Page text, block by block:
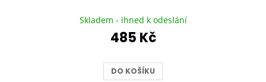
hodnocení
produktu
je
z
5
Skladem - ihned k odeslání
485 Kč
DO KOŠÍKU